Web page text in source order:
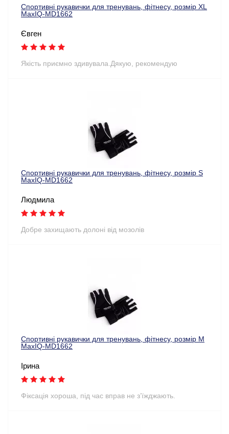
Спортивні рукавички для тренувань, фітнесу, розмір XL
MaxIQ-MD1662
Євген
Якість приємно здивувала.Дякую, рекомендую
Спортивні рукавички для тренувань, фітнесу, розмір S
MaxIQ-MD1662
Людмила
Добре захищають долоні від мозолів
Спортивні рукавички для тренувань, фітнесу, розмір M
MaxIQ-MD1662
Ірина
Фіксація хороша, під час вправ не з’їжджають.